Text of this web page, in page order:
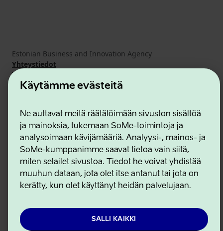
Käytämme evästeitä
Ne auttavat meitä räätälöimään sivuston sisältöä
ja mainoksia, tukemaan SoMe-toimintoja ja
analysoimaan kävijämääriä. Analyysi-, mainos- ja
SoMe-kumppanimme saavat tietoa vain siitä,
miten selailet sivustoa. Tiedot he voivat yhdistää
muuhun dataan, jota olet itse antanut tai jota on
kerätty, kun olet käyttänyt heidän palvelujaan.
SALLI KAIKKI
Estonian Business and Innovation Agency
Yhteystiedot
Yhteistyökumppanit
Käyttöehdot